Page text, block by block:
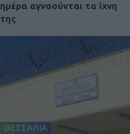
ημέρα αγνοούνται τα ίχνη
της
ΘΕΣΣΑΛΙΑ